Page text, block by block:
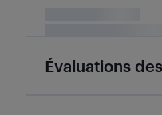
Évaluations